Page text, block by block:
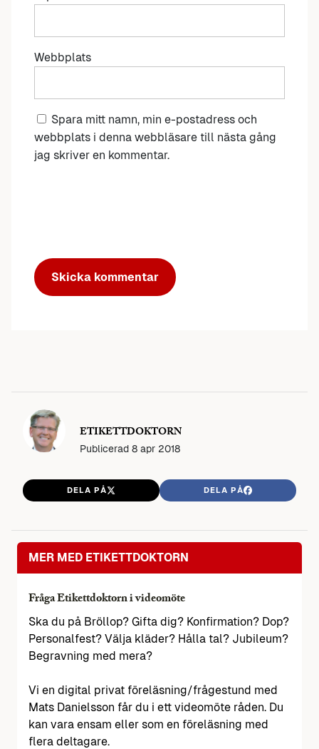
Webbplats
Spara mitt namn, min e-postadress och
webbplats i denna webbläsare till nästa gång
jag skriver en kommentar.
ETIKETTDOKTORN
Publicerad 8 apr 2018
DELA PÅ DELA PÅ
MER MED ETIKETTDOKTORN
Fråga Etikettdoktorn i videomöte
Ska du på Bröllop? Gifta dig? Konfirmation? Dop?
Personalfest? Välja kläder? Hålla tal? Jubileum?
Begravning med mera?
Vi en digital privat föreläsning/frågestund med
Mats Danielsson får du i ett videomöte råden. Du
kan vara ensam eller som en föreläsning med
flera deltagare.